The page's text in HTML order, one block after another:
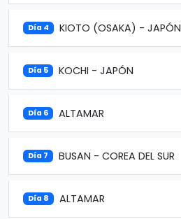
Día 4 KIOTO (OSAKA) - JAPÓN
Día 5 KOCHI - JAPÓN
Día 6 ALTAMAR
Día 7 BUSAN - COREA DEL SUR
Día 8 ALTAMAR